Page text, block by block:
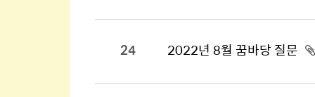
24 2022년 8월 꿈바당 질문